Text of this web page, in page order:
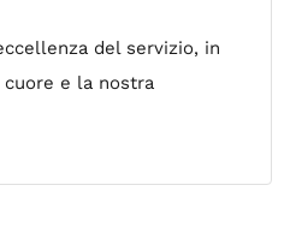
del servizio, in
e la nostra